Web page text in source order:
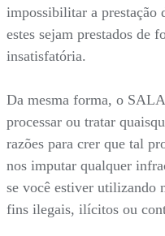
impossibilitar a prestação
estes sejam prestados de
insatisfatória.
Da mesma forma, o
processar ou tratar
razões para crer que tal
nos imputar qualquer
se você estiver utilizando
fins ilegais, ilícitos ou